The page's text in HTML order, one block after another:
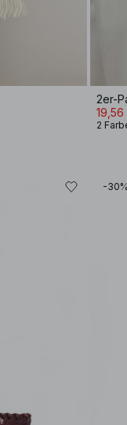
2er-
19,56
2
-30%